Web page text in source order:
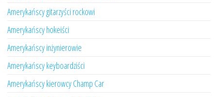
Amerykańscy gitarzyści rockowi
Amerykańscy hokeiści
Amerykańscy inżynierowie
Amerykańscy keyboardziści
Amerykańscy kierowcy Champ Car